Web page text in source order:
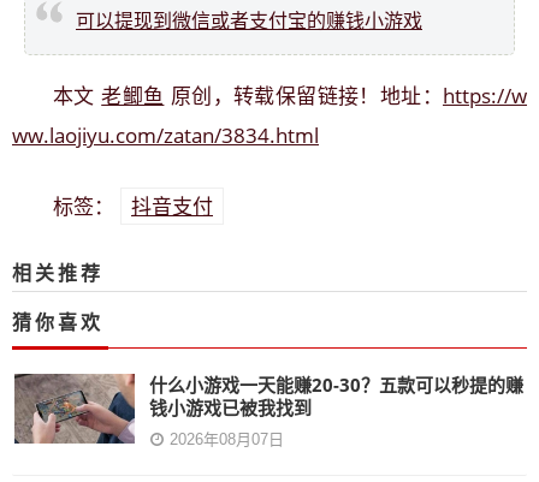
可以提现到微信或者支付宝的赚钱小游戏
本文老鲫鱼 原创，转载保留链接！地址： https://w
ww.laojiyu.com/zatan/3834.html
标签： 抖音支付
相关推荐
猜你喜欢
什么小游戏一天能赚20-30？五款可以秒提的赚
钱小游戏已被我找到
2026年08月07日